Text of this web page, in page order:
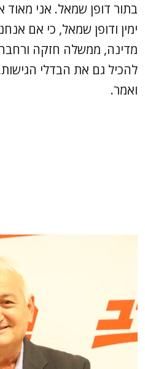
בתור דופן שמאל. אני מאוד
ימין ודופן שמאל, כי אם
מדינה, ממשלה חזקה ורחבה
להכיל גם את הבדלי
ואמר.